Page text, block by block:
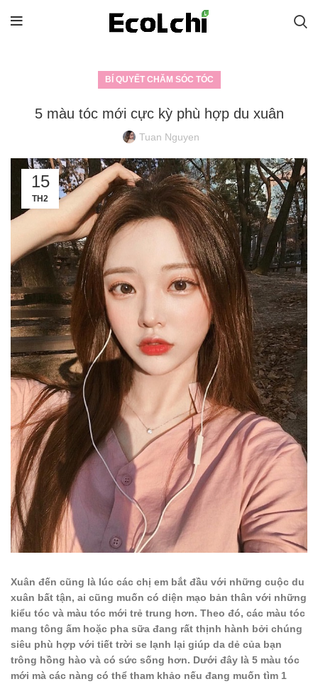
BÍ QUYẾT CHĂM SÓC TÓC
5 màu tóc mới cực kỳ phù hợp du xuân
Tuan Nguyen
15
TH2
Xuân đến cũng là lúc các chị em bắt đầu với những cuộc du
xuân bất tận, ai cũng muốn có diện mạo bản thân với những
kiểu tóc và màu tóc mới trẻ trung hơn. Theo đó, các màu tóc
mang tông ấm hoặc pha sữa đang rất thịnh hành bởi chúng
siêu phù hợp với tiết trời se lạnh lại giúp da dẻ của bạn
trông hồng hào và có sức sống hơn. Dưới đây là 5 màu tóc
mới mà các nàng có thể tham khảo nếu đang muốn tìm 1